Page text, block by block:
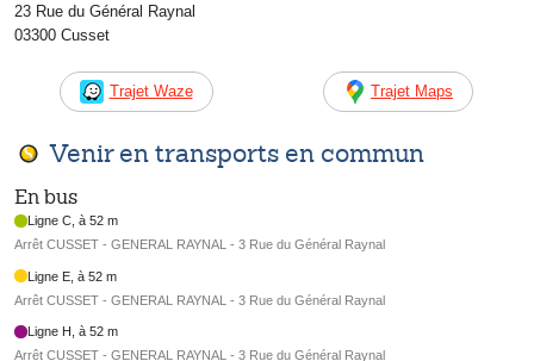
23 Rue du Général Raynal
03300 Cusset
Trajet Waze Trajet Maps
Venir en transports en commun
En bus
Ligne C, à 52 m
Arrêt CUSSET - GENERAL RAYNAL - 3 Rue du Général Raynal
Ligne E, à 52 m
Arrêt CUSSET - GENERAL RAYNAL - 3 Rue du Général Raynal
Ligne H, à 52 m
Arrêt CUSSET - GENERAL RAYNAL - 3 Rue du Général Raynal